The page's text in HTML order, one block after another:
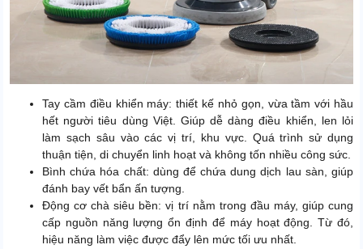
Tay cầm điều khiển máy: thiết kế nhỏ gọn, vừa tầm với hầu
hết người tiêu dùng Việt. Giúp dễ dàng điều khiển, len lỏi
làm sạch sâu vào các vị trí, khu vực. Quá trình sử dụng
thuận tiện, di chuyển linh hoạt và không tốn nhiều công sức.
Bình chứa hóa chất: dùng để chứa dung dịch lau sàn, giúp
đánh bay vết bẩn ấn tượng.
Động cơ chà siêu bền: vị trí nằm trong đầu máy, giúp cung
cấp nguồn năng lượng ổn định để máy hoạt động. Từ đó,
hiệu năng làm việc được đẩy lên mức tối ưu nhất.